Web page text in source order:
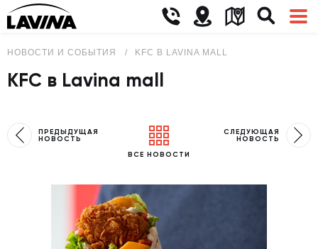
НОВОСТИ И СОБЫТИЯ KFC В LAVINA MALL
KFC в Lavina mall
ПРЕДЫДУЩАЯ
НОВОСТЬ
ВСЕ НОВОСТИ
СЛЕДУЮЩАЯ
НОВОСТЬ